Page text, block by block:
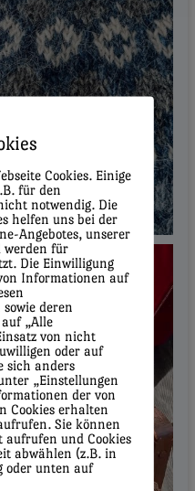
Cookies. Einige
für den
notwendig. Die
helfen uns bei der
Angebotes, unserer
werden für
Die Einwilligung
Informationen auf
deren
„Alle
von nicht
oder auf
sich anders
„Einstellungen
der von
Cookies erhalten
Sie können
aufrufen und Cookies
abwählen (z.B. in
oder unten auf